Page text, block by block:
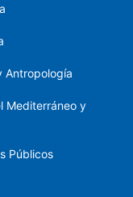
Antropología
Mediterráneo y
Públicos